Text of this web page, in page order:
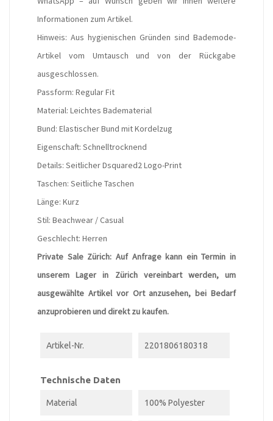
Informationen zum Artikel.
Hinweis: Aus hygienischen Gründen sind Bademode-
Artikel vom Umtausch und von der Rückgabe
ausgeschlossen.
Passform: Regular Fit
Material: Leichtes Badematerial
Bund: Elastischer Bund mit Kordelzug
Eigenschaft: Schnelltrocknend
Details: Seitlicher Dsquared2 Logo-Print
Taschen: Seitliche Taschen
Länge: Kurz
Stil: Beachwear / Casual
Geschlecht: Herren
Private Sale Zürich: Auf Anfrage kann ein Termin in
unserem Lager in Zürich vereinbart werden, um
ausgewählte Artikel vor Ort anzusehen, bei Bedarf
anzuprobieren und direkt zu kaufen.
Artikel-Nr. 2201806180318
Technische Daten
Material 100% Polyester